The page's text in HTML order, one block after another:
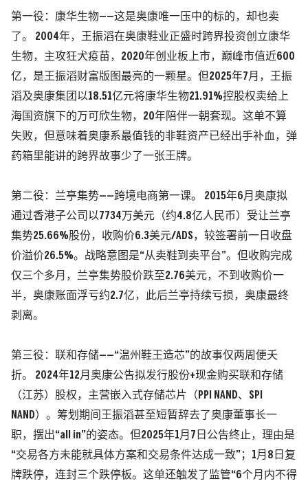
第一役：康华生物——这是奥康唯一压中的标的，却也卖
了。 2004年，王振滔在奥康鞋业正盛时跨界投资创立康华
生物，主攻狂犬疫苗，2020年创业板上市，巅峰市值近600
亿，是王振滔财富版图最亮的一颗星。但2025年7月，王振
滔及奥康集团以18.51亿元将康华生物21.91%控股权卖给 上
海国资旗下的万可欣生物，20年陪伴一朝套现。这单不算
失败，但意味着奥康系最值钱的非鞋资产已经出手补血，弹
药箱里能讲的跨界故事少了一张王牌。
第二役：兰亭集势——跨境电商第一课。 2015年6月奥康拟
通过香港子公司以7734万美元 （约4.8亿人民币） 受让兰亭
集势25.66%股份，收购价6.3美元/ADS，较签署前一日收盘
价溢价26.5%。战略意图是“从卖鞋到卖平台”。但收购完成
仅三个多月，兰亭集势股价跌至2.76美元，不到收购价一
半，奥康账面浮亏约2.7亿，此后兰亭持续亏损，奥康最终
剥离。
第三役：联和存储——“温州鞋王造芯”的故事仅两周便夭
折。 2024年12月奥康公告拟发行股份+现金购买联和存储
（江苏） 股权，主营嵌入式存储芯片 （PPI NAND、SPI
NAND） 。筹划期间王振滔甚至短暂辞去了奥康董事长一
职，摆出“all in”的姿态。但2025年1月7日公告终止，理由是
“交易各方未能就具体方案和交易条件达成一致”；1月8日复
牌跌停，连封三个跌停板。这单还触发了监管“6个月内不得